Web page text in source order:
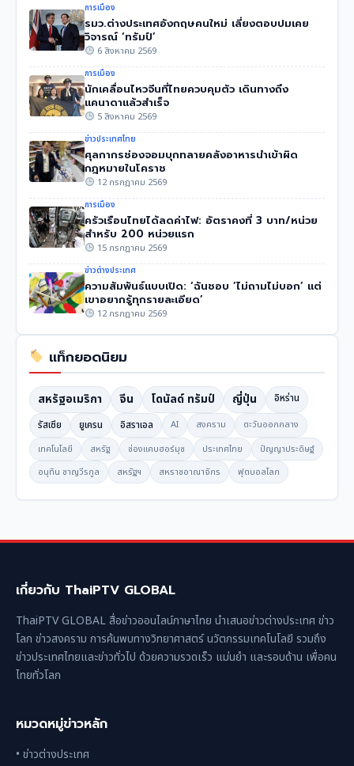
การเมือง
รมว.ต่างประเทศอังกฤษคนใหม่ เลี่ยงตอบปมเคย
วิจารณ์ ‘ทรัมป์’
6 สิงหาคม 2569
การเมือง
นักเคลื่อนไหวจีนที่ไทยควบคุมตัว เดินทางถึง
แคนาดาแล้วสำเร็จ
5 สิงหาคม 2569
ข่าวประเทศไทย
ศุลกากรช่องจอมบุกทลายคลังอาหารนำเข้าผิด
กฎหมายในโคราช
12 กรกฎาคม 2569
การเมือง
ครัวเรือนไทยได้ลดค่าไฟ: อัตราคงที่ 3 บาท/หน่วย
สำหรับ 200 หน่วยแรก
15 กรกฎาคม 2569
ข่าวต่างประเทศ
ความสัมพันธ์แบบเปิด: ‘ฉันชอบ ‘ไม่ถามไม่บอก’ แต่
เขาอยากรู้ทุกรายละเอียด’
12 กรกฎาคม 2569
แท็กยอดนิยม
สหรัฐอเมริกา จีน โดนัลด์ ทรัมป์ ญี่ปุ่น
อิหร่าน
รัสเซีย
ยูเครน อิสราเอล AI สงคราม
ตะวันออกกลาง
เทคโนโลยี
สหรัฐ ช่องแคบฮอร์มุซ ประเทศไทย
ปัญญาประดิษฐ์
อนุทิน ชาญวีรกูล
สหรัฐฯ สหราชอาณาจักร ฟุตบอลโลก
เกี่ยวกับ ThaiPTV GLOBAL
ThaiPTV GLOBAL สื่อข่าวออนไลน์ภาษาไทย นำเสนอข่าวต่างประเทศ ข่าว
โลก ข่าวสงคราม การค้นพบทางวิทยาศาสตร์ นวัตกรรมเทคโนโลยี รวมถึง
ข่าวประเทศไทยและข่าวทั่วไป ด้วยความรวดเร็ว แม่นยำ และรอบด้าน เพื่อคน
ไทยทั่วโลก
หมวดหมู่ข่าวหลัก
• ข่าวต่างประเทศ